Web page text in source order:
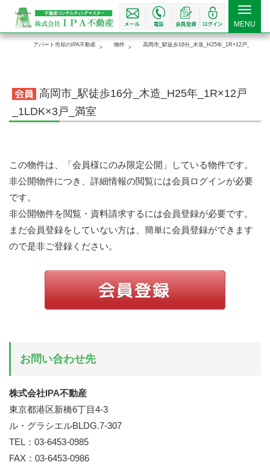
Toggle
MENU
アパート売却のIPA不動産 物件 高岡市_駅徒歩16分_木造_H25年_1R×12戸
高岡市_駅徒歩16分_木造_H25年_1R×12戸
_1LDK×3戸_満室
この物件は、「会員様にのみ限定公開」している物件です。
非公開物件につき、詳細情報の閲覧には会員ログインが必要
です。
非公開物件を閲覧・資料請求するには会員登録が必要です。
まだ会員登録をしていない方は、簡単に会員登録ができます
ので是非ご登録ください。
お問い合わせ先
株式会社IPA不動産
東京都港区新橋6丁目4-3
ル・グラシエルBLDG.7-307
TEL：03-6453-0985
FAX：03-6453-0986